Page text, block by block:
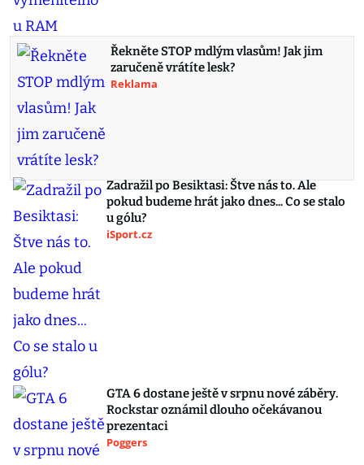
Řekněte STOP mdlým vlasům! Jak jim
zaručeně vrátíte lesk?
Reklama
Zadražil po Besiktasi: Štve nás to. Ale
pokud budeme hrát jako dnes... Co se stalo
u gólu?
iSport.cz
GTA 6 dostane ještě v srpnu nové záběry.
Rockstar oznámil dlouho očekávanou
prezentaci
Poggers